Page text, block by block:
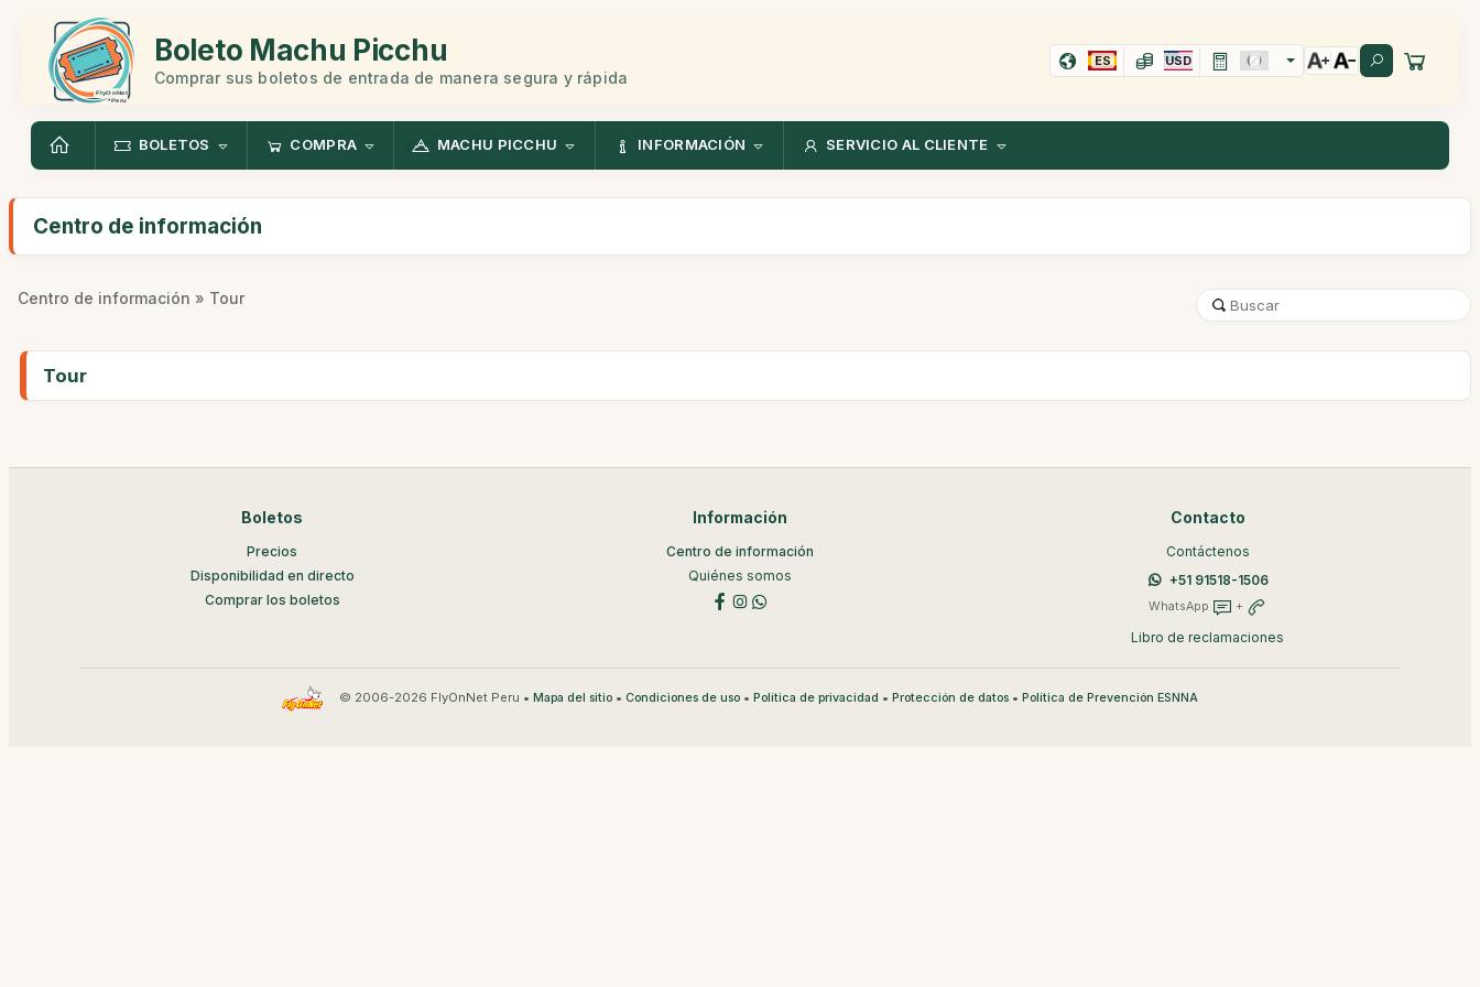
Boleto Machu Picchu
Comprar sus boletos de entrada de manera segura y rápida
ES USD
BOLETOS COMPRA MACHU PICCHU INFORMACIÓN SERVICIO AL CLIENTE
Centro de información
Centro de información » Tour
Tour
Boletos
Precios
Disponibilidad en directo
Comprar los boletos
Información
Centro de información
Quiénes somos
Contacto
Contáctenos
+51 91518-1506
WhatsApp +
Libro de reclamaciones
© 2006-2026 FlyOnNet Peru •Mapa del sitio •Condiciones de uso •Política de privacidad •Protección de datos •Política de Prevención ESNNA